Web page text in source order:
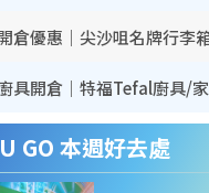
U GO 本週好去處